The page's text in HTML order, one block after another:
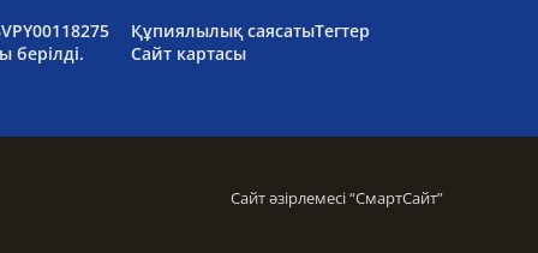
берілді.
Құпиялылық саясатыТегтер
Сайт картасы
Сайт әзірлемесі “СмартСайт”